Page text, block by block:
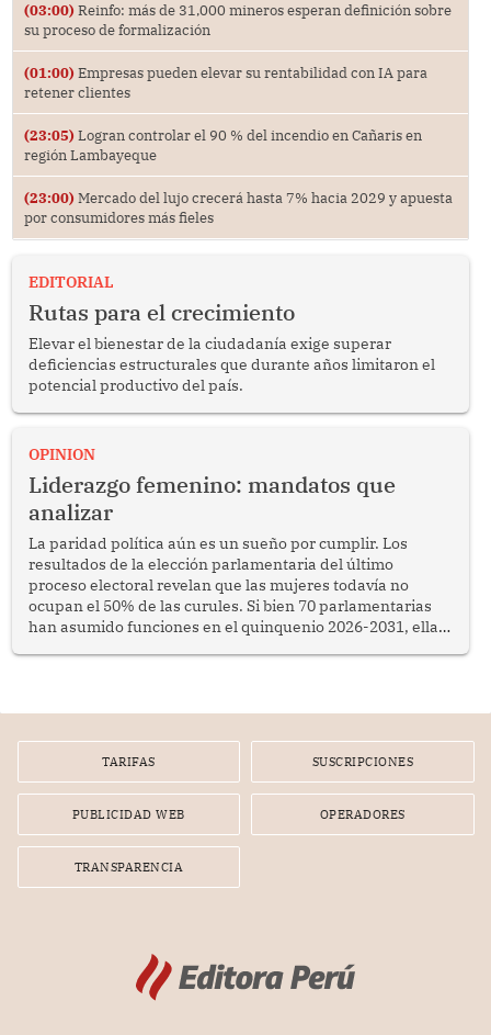
(03:00) Reinfo: más de 31,000 mineros esperan definición sobre
su proceso de formalización
(01:00) Empresas pueden elevar su rentabilidad con IA para
retener clientes
(23:05) Logran controlar el 90 % del incendio en Cañaris en
región Lambayeque
(23:00) Mercado del lujo crecerá hasta 7% hacia 2029 y apuesta
por consumidores más fieles
EDITORIAL
Rutas para el crecimiento
Elevar el bienestar de la ciudadanía exige superar
deficiencias estructurales que durante años limitaron el
potencial productivo del país.
OPINION
Liderazgo femenino: mandatos que
analizar
La paridad política aún es un sueño por cumplir. Los
resultados de la elección parlamentaria del último
proceso electoral revelan que las mujeres todavía no
ocupan el 50% de las curules. Si bien 70 parlamentarias
han asumido funciones en el quinquenio 2026-2031, ellas
TARIFAS SUSCRIPCIONES
PUBLICIDAD WEB OPERADORES
TRANSPARENCIA